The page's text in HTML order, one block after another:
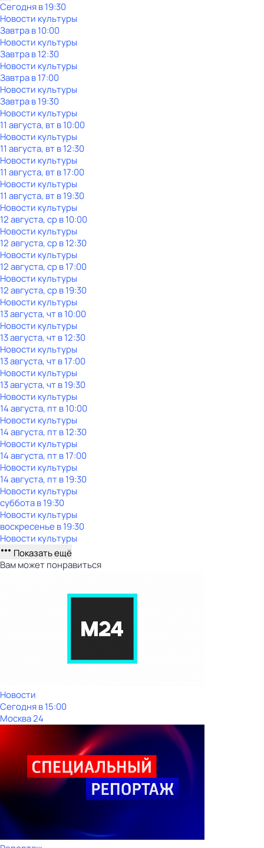
Сегодня в 19:30
Новости культуры
Завтра в 10:00
Новости культуры
Завтра в 12:30
Новости культуры
Завтра в 17:00
Новости культуры
Завтра в 19:30
Новости культуры
11 августа, вт в 10:00
Новости культуры
11 августа, вт в 12:30
Новости культуры
11 августа, вт в 17:00
Новости культуры
11 августа, вт в 19:30
Новости культуры
12 августа, ср в 10:00
Новости культуры
12 августа, ср в 12:30
Новости культуры
12 августа, ср в 17:00
Новости культуры
12 августа, ср в 19:30
Новости культуры
13 августа, чт в 10:00
Новости культуры
13 августа, чт в 12:30
Новости культуры
13 августа, чт в 17:00
Новости культуры
13 августа, чт в 19:30
Новости культуры
14 августа, пт в 10:00
Новости культуры
14 августа, пт в 12:30
Новости культуры
14 августа, пт в 17:00
Новости культуры
14 августа, пт в 19:30
Новости культуры
субботав19:30
Новости культуры
воскресенье в19:30
Новости культуры
Показать ещё
Вам может понравиться
Новости
Сегодня в 15:00
Москва 24